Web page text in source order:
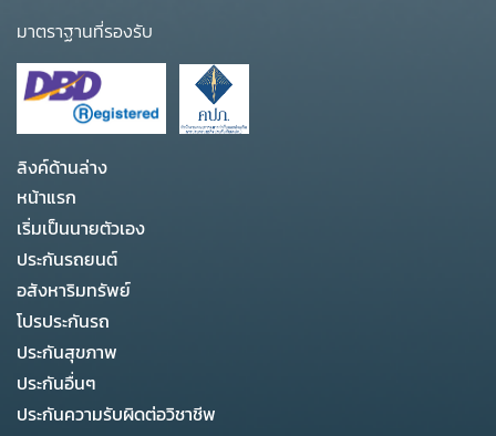
มาตราฐานที่รองรับ
ลิงค์ด้านล่าง
หน้าแรก
เริ่มเป็นนายตัวเอง
ประกันรถยนต์
อสังหาริมทรัพย์
โปรประกันรถ
ประกันสุขภาพ
ประกันอื่นๆ
ประกันความรับผิดต่อวิชาชีพ